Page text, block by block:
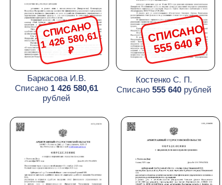
Ахвердян Н.А.
Списано576 126, 95
рублей
218 184,40
рублей
СПИСАНО
218 184,40 ₽
СПИСАНО
576 126, 95